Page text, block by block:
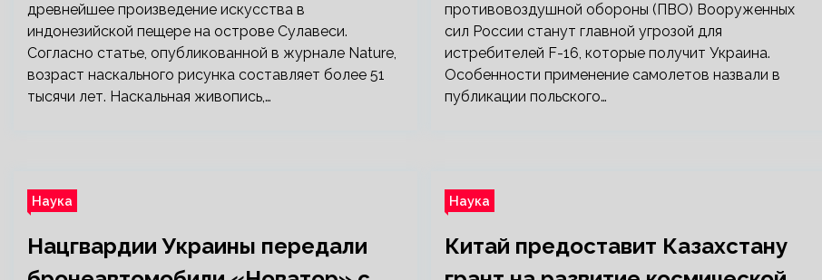
древнейшее произведение искусства в
индонезийской пещере на острове Сулавеси.
Согласно статье, опубликованной в журнале Nature,
возраст наскального рисунка составляет более 51
тысячи лет. Наскальная живопись,…
противовоздушной обороны (ПВО) Вооруженных
сил России станут главной угрозой для
истребителей F-16, которые получит Украина.
Особенности применение самолетов назвали в
публикации польского…
Наука
Нацгвардии Украины передали
Наука
Китай предоставит Казахстану